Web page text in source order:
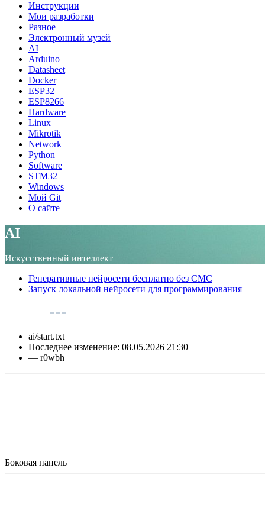
Инструкции
Мои разработки
Разное
Электронный музей
AI
Arduino
Datasheet
Docker
ESP32
ESP8266
Hardware
Linux
Mikrotik
Network
Python
Software
STM32
Windows
Мой Git
О сайте
AI
Искусственный интеллект
Генеративные нейросети бесплатно без СМС
Запуск локальной нейросети для программирования
ai/start.txt
Последнее изменение: 08.05.2026 21:30
— r0wbh
Боковая панель